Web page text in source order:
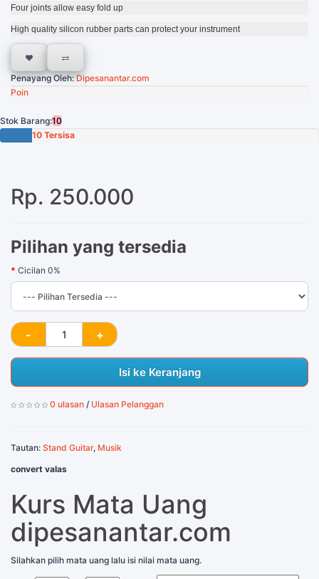
Four joints allow easy fold up
High quality silicon rubber parts can protect your instrument
Penayang Oleh:Dipesanantar.com
Poin
Stok Barang:10
10 Tersisa
Rp. 250.000
Pilihan yang tersedia
Cicilan 0%
Isi ke Keranjang
0 ulasan / Ulasan Pelanggan
Tautan: Stand Guitar, Musik
convert valas
Kurs Mata Uang
dipesanantar.com
Silahkan pilih mata uang lalu isi nilai mata uang.